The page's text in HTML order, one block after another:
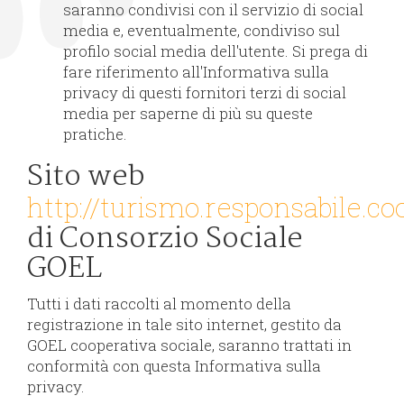
saranno condivisi con il servizio di social
media e, eventualmente, condiviso sul
profilo social media dell'utente. Si prega di
fare riferimento all'Informativa sulla
privacy di questi fornitori terzi di social
media per saperne di più su queste
pratiche.
Sito web
http://
di Consorzio Sociale
GOEL
Tutti i dati raccolti al momento della
registrazione in tale sito internet, gestito da
GOEL cooperativa sociale, saranno trattati in
conformità con questa Informativa sulla
privacy.